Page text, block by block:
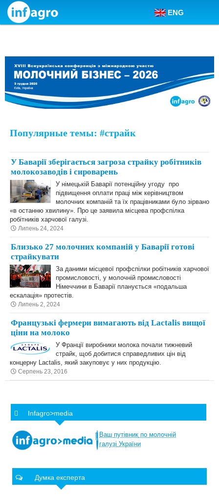
Skip to content
ENG
Популярные темы: #страйк
У Баварії зберігається загроза страйку робітників
молокозаводів і сироварень
У німецькій Баварії потенційну угоду про
підвищення оплати праці між керівництвом
молочних компаній та їх працівниками було зірвано
«в останню хвилину». Про це заявила місцева профспілка
робітників харчової галузі.
Липень 24, 2024
Близько 27 молочних компаній у Баварії готові
страйкувати
За даними місцевої профспілки робітників харчової
промисловості, у молочній промисловості
Німеччини в Баварії планується «подальша
ескалація» протестів.
Липень 2, 2024
Французькі фермери вимагають від Lactalis вищої
ціни на молоко
У Франції виробники молока почали тижневий
страйк, щоб добитися справедливих цін від
концерну Lactalis, який закуповує у них продукцію.
Серпень 23, 2016
Infagro>media
Ваш путівник по молочній
галузі України
Думка експерта